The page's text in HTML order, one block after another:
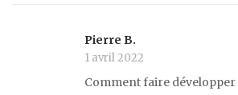
Pierre B.
1 avril 2022
Comment faire